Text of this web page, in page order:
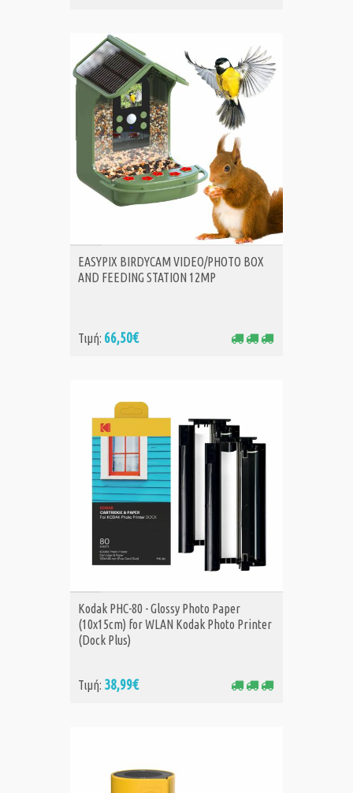
ΑΓΟΡΑ
EASYPIX BIRDYCAM VIDEO/PHOTO BOX
AND FEEDING STATION 12MP
Τιμή: 66,50€
ΑΓΟΡΑ
Kodak PHC-80 - Glossy Photo Paper
(10x15cm) for WLAN Kodak Photo Printer
(Dock Plus)
Τιμή: 38,99€